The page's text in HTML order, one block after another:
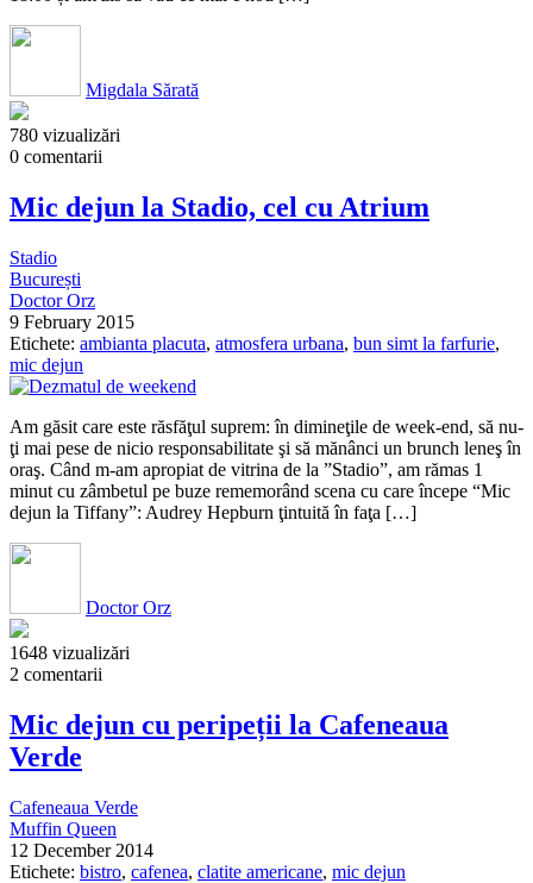
Migdala Sărată
780 vizualizări
0 comentarii
Mic dejun la Stadio, cel cu Atrium
Stadio
București
Doctor Orz
9 February 2015
Etichete: ambianta placuta, atmosfera urbana, bun simt la farfurie,
mic dejun
Am găsit care este răsfăţul suprem: în dimineţile de week-end, să nu-
ţi mai pese de nicio responsabilitate şi să mănânci un brunch leneş în
oraş. Când m-am apropiat de vitrina de la ”Stadio”, am rămas 1
minut cu zâmbetul pe buze rememorând scena cu care începe “Mic
dejun la Tiffany”: Audrey Hepburn ţintuită în faţa […]
Doctor Orz
1648 vizualizări
2 comentarii
Mic dejun cu peripeții la Cafeneaua
Verde
Cafeneaua Verde
Muffin Queen
12 December 2014
Etichete: bistro, cafenea, clatite americane, mic dejun